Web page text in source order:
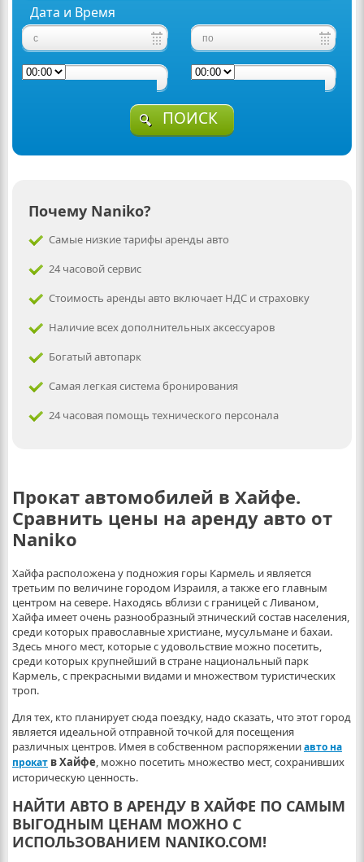
Дата и Время
ПОИСК
Почему Naniko?
Самые низкие тарифы аренды авто
24 часовой сервис
Стоимость аренды авто включает НДС и страховку
Наличие всех дополнительных аксессуаров
Богатый автопарк
Самая легкая система бронирования
24 часовая помощь технического персонала
Прокат автомобилей в Хайфе.
Сравнить цены на аренду авто от
Naniko
Хайфа расположена у подножия горы Кармель и является
третьим по величине городом Израиля, а также его главным
центром на севере. Находясь вблизи с границей с Ливаном,
Хайфа имеет очень разнообразный этнический состав населения,
среди которых православные христиане, мусульмане и бахаи.
Здесь много мест, которые с удовольствие можно посетить,
среди которых крупнейший в стране национальный парк
Кармель, с прекрасными видами и множеством туристических
троп.
Для тех, кто планирует сюда поездку, надо сказать, что этот город
является идеальной отправной точкой для посещения
различных центров. Имея в собственном распоряженииавто на
прокатв Хайфе, можно посетить множество мест, сохранивших
историческую ценность.
НАЙТИ АВТО В АРЕНДУ В ХАЙФЕ ПО САМЫМ
ВЫГОДНЫМ ЦЕНАМ МОЖНО С
ИСПОЛЬЗОВАНИЕМ NANIKO.COM!